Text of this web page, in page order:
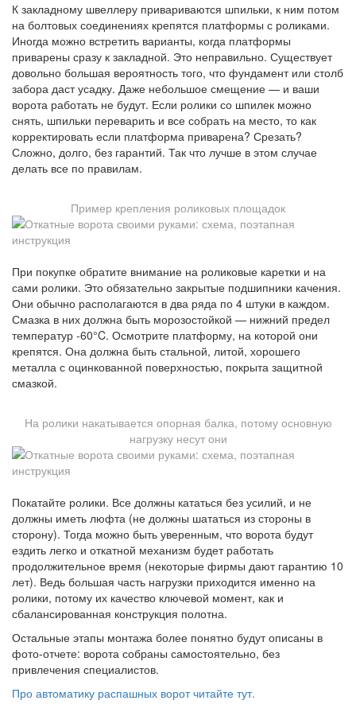
К закладному швеллеру привариваются шпильки, к ним потом
на болтовых соединениях крепятся платформы с роликами.
Иногда можно встретить варианты, когда платформы
приварены сразу к закладной. Это неправильно. Существует
довольно большая вероятность того, что фундамент или столб
забора даст усадку. Даже небольшое смещение — и ваши
ворота работать не будут. Если ролики со шпилек можно
снять, шпильки переварить и все собрать на место, то как
корректировать если платформа приварена? Срезать?
Сложно, долго, без гарантий. Так что лучше в этом случае
делать все по правилам.
Пример крепления роликовых площадок
При покупке обратите внимание на роликовые каретки и на
сами ролики. Это обязательно закрытые подшипники качения.
Они обычно располагаются в два ряда по 4 штуки в каждом.
Смазка в них должна быть морозостойкой — нижний предел
температур -60°C. Осмотрите платформу, на которой они
крепятся. Она должна быть стальной, литой, хорошего
металла с оцинкованной поверхностью, покрыта защитной
смазкой.
На ролики накатывается опорная балка, потому основную
нагрузку несут они
Покатайте ролики. Все должны кататься без усилий, и не
должны иметь люфта (не должны шататься из стороны в
сторону). Тогда можно быть уверенным, что ворота будут
ездить легко и откатной механизм будет работать
продолжительное время (некоторые фирмы дают гарантию 10
лет). Ведь большая часть нагрузки приходится именно на
ролики, потому их качество ключевой момент, как и
сбалансированная конструкция полотна.
Остальные этапы монтажа более понятно будут описаны в
фото-отчете: ворота собраны самостоятельно, без
привлечения специалистов.
Про автоматику распашных ворот читайте тут.